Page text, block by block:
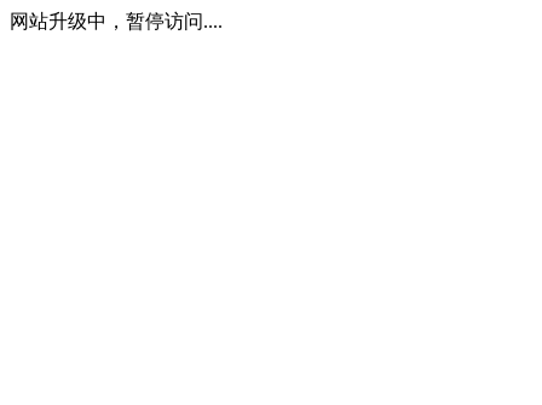
网站升级中，暂停访问....